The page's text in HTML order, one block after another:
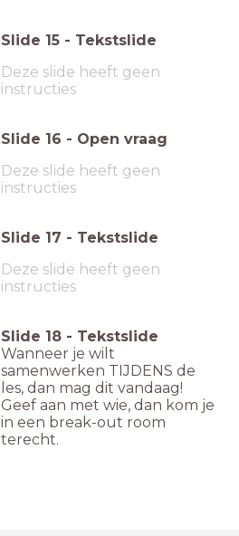
Slide 15 - Tekstslide
Deze slide heeft geen
instructies
Slide 16 - Open vraag
Deze slide heeft geen
instructies
Slide 17 - Tekstslide
Deze slide heeft geen
instructies
Slide 18 - Tekstslide
Wanneer je wilt
samenwerken TIJDENS de
les, dan mag dit vandaag!
Geef aan met wie, dan kom je
in een break-out room
terecht.